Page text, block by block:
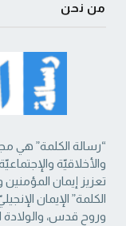
من نحن
“رسالة الكلمة” هي
والأخلاقيّة
تعزيز إيمان المؤمنين
‏الكلمة” الإيمان
وروح قدس، والولادة